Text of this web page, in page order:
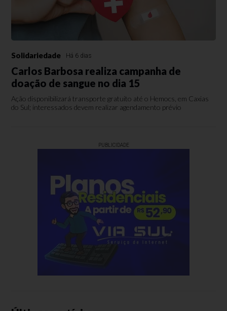
Solidariedade Há 6 dias
Carlos Barbosa realiza campanha de
doação de sangue no dia 15
Ação disponibilizará transporte gratuito até o Hemocs, em Caxias
do Sul; interessados devem realizar agendamento prévio
PUBLICIDADE